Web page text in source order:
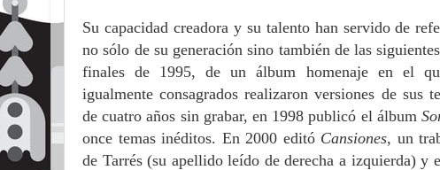
Su capacidad creadora y su talento han servido de
no sólo de su generación sino también de las
finales de 1995, de un álbum homenaje en el
igualmente consagrados realizaron versiones de sus
de cuatro años sin grabar, en 1998 publicó el álbum
once temas inéditos. En 2000 editó Cansiones, un
de Tarrés (su apellido leído de derecha a izquierda) y